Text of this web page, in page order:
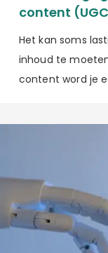
content
Het kan soms
inhoud te
content word je